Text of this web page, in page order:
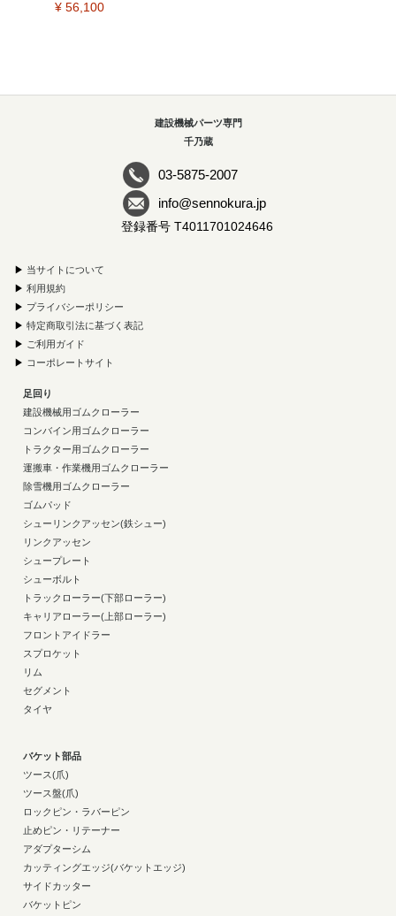
¥ 56,100
建設機械パーツ専門
千乃蔵
03-5875-2007
info@sennokura.jp
登録番号 T4011701024646
▶ 当サイトについて
▶ 利用規約
▶ プライバシーポリシー
▶ 特定商取引法に基づく表記
▶ ご利用ガイド
▶ コーポレートサイト
足回り
建設機械用ゴムクローラー
コンバイン用ゴムクローラー
トラクター用ゴムクローラー
運搬車・作業機用ゴムクローラー
除雪機用ゴムクローラー
ゴムパッド
シューリンクアッセン(鉄シュー)
リンクアッセン
シュープレート
シューボルト
トラックローラー(下部ローラー)
キャリアローラー(上部ローラー)
フロントアイドラー
スプロケット
リム
セグメント
タイヤ
バケット部品
ツース(爪)
ツース盤(爪)
ロックピン・ラバーピン
止めピン・リテーナー
アダプターシム
カッティングエッジ(バケットエッジ)
サイドカッター
バケットピン